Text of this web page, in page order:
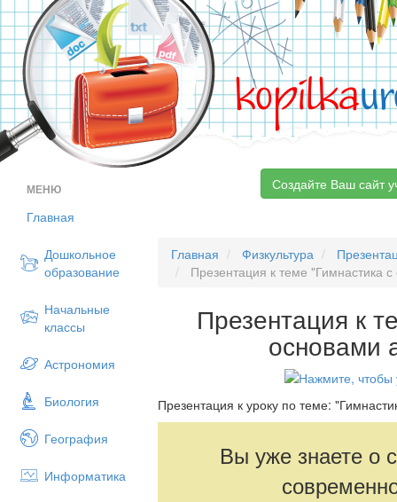
kopilka
МЕНЮ
Главная
Дошкольное
образование
Начальные
классы
Астрономия
Биология
География
Информатика
Создайте Ваш сайт
Главная Физкультура
Презентация к теме "Гимнастика
Презентация к
основами
Презентация к уроку по теме:
Вы уже знаете о